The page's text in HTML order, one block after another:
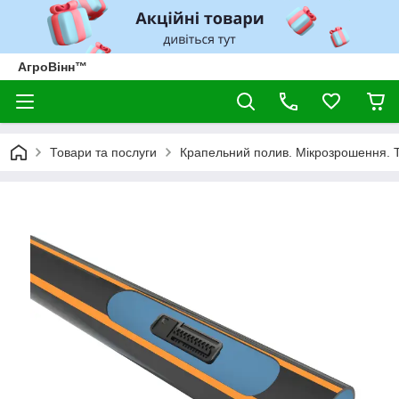
АгроВінн™
Товари та послуги Крапельний полив. Мікрозрошення.